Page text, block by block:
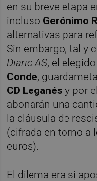
en su breve etapa
incluso Gerónimo
alternativas para
Sin embargo, tal y
DiarioAS, el
Conde,
CD Leganésy por
abonarán una
la cláusula de
(cifrada en torno a
euros).
El dilema era si